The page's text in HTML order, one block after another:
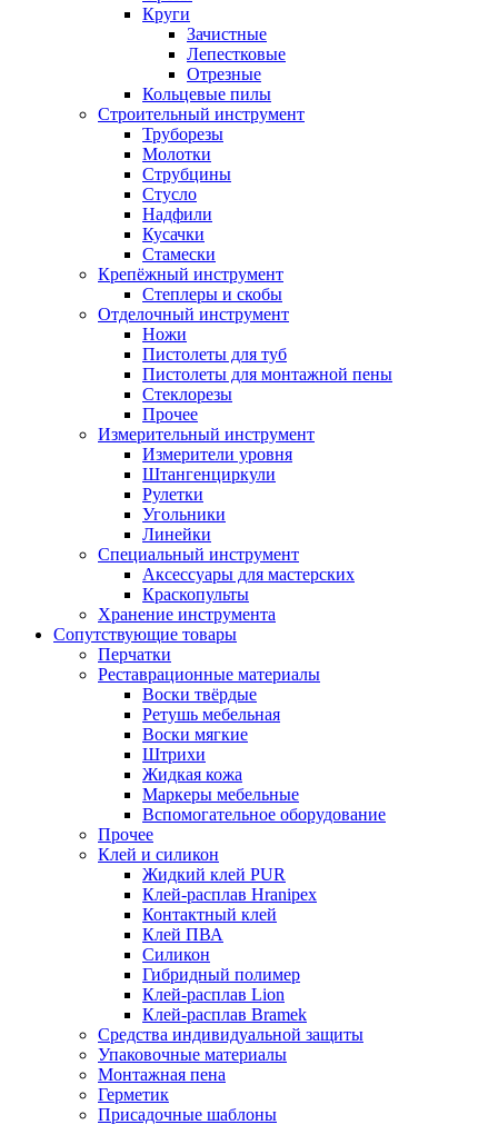
Круги
Зачистные
Лепестковые
Отрезные
Кольцевые пилы
Строительный инструмент
Труборезы
Молотки
Струбцины
Стусло
Надфили
Кусачки
Стамески
Крепёжный инструмент
Степлеры и скобы
Отделочный инструмент
Ножи
Пистолеты для туб
Пистолеты для монтажной пены
Стеклорезы
Прочее
Измерительный инструмент
Измерители уровня
Штангенциркули
Рулетки
Угольники
Линейки
Специальный инструмент
Аксессуары для мастерских
Краскопульты
Хранение инструмента
Сопутствующие товары
Перчатки
Реставрационные материалы
Воски твёрдые
Ретушь мебельная
Воски мягкие
Штрихи
Жидкая кожа
Маркеры мебельные
Вспомогательное оборудование
Прочее
Клей и силикон
Жидкий клей PUR
Клей-расплав Hranipex
Контактный клей
Клей ПВА
Силикон
Гибридный полимер
Клей-расплав Lion
Клей-расплав Bramek
Средства индивидуальной защиты
Упаковочные материалы
Монтажная пена
Герметик
Присадочные шаблоны